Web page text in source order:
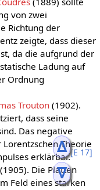
ᐃ
ᐁ
von zwei
Richtung der
zeigte, dass dieser
da die aufgrund der
Ladung auf
Ordnung
Trouton (1902).
dass seine
Das negative
Theorie
erklärbar.[E 17]
Die Platten
Feld eines starken